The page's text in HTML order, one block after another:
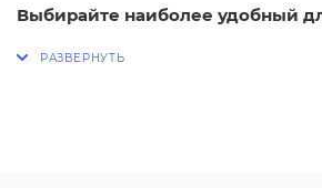
Выбирайте наиболее удобный